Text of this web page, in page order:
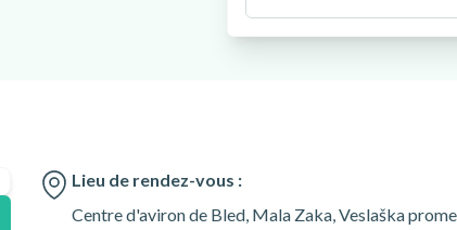
Lieu de rendez-vous :
Centre d'aviron de Bled, Mala Zaka, Veslaška